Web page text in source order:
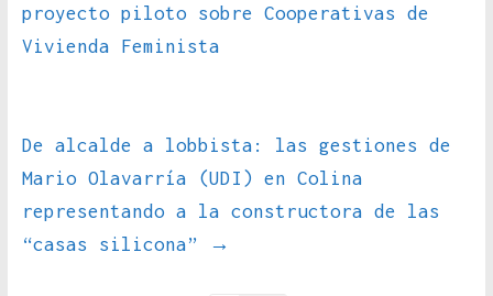
proyecto piloto sobre Cooperativas de
Vivienda Feminista
De alcalde a lobbista: las gestiones de
Mario Olavarría (UDI) en Colina
representando a la constructora de las
“casas silicona”
→